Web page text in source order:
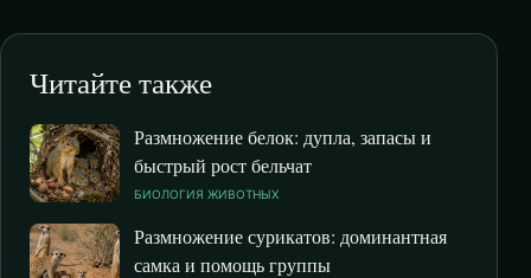
Читайте также
Размножение белок: дупла, запасы и
быстрый рост бельчат
БИОЛОГИЯ ЖИВОТНЫХ
Размножение сурикатов: доминантная
самка и помощь группы